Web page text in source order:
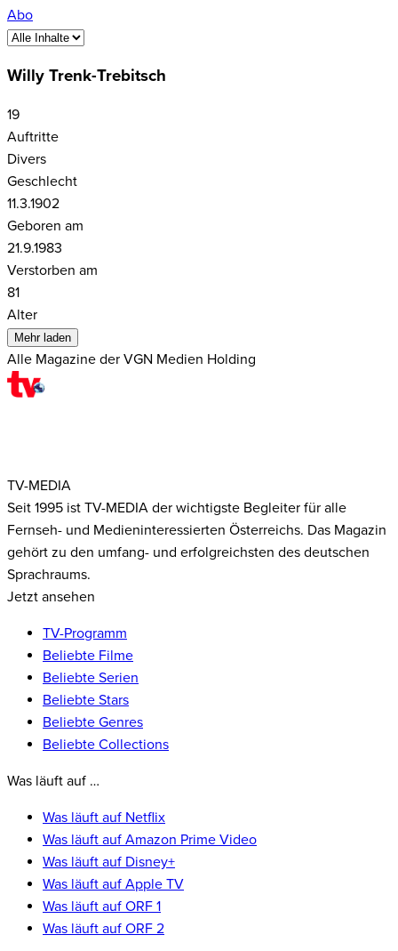
Abo
Willy Trenk-Trebitsch
19
Auftritte
Divers
Geschlecht
11.3.1902
Geboren am
21.9.1983
Verstorben am
81
Alter
Mehr laden
Alle Magazine der VGN Medien Holding
TV-MEDIA
Seit 1995 ist TV-MEDIA der wichtigste Begleiter für alle
Fernseh- und Medieninteressierten Österreichs. Das Magazin
gehört zu den umfang- und erfolgreichsten des deutschen
Sprachraums.
Jetzt ansehen
TV-Programm
Beliebte Filme
Beliebte Serien
Beliebte Stars
Beliebte Genres
Beliebte Collections
Was läuft auf …
Was läuft auf Netflix
Was läuft auf Amazon Prime Video
Was läuft auf Disney+
Was läuft auf Apple TV
Was läuft auf ORF 1
Was läuft auf ORF 2